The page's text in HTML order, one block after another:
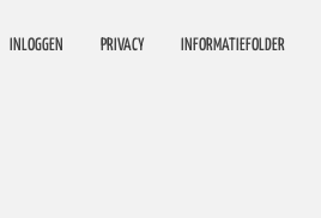
INLOGGEN PRIVACY INFORMATIEFOLDER